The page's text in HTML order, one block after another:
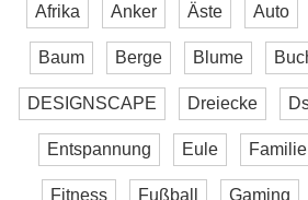
Afrika Anker Äste Auto
Baum Berge Blume
DESIGNSCAPE Dreiecke
Entspannung Eule Familie
Fitness Fußball Gaming